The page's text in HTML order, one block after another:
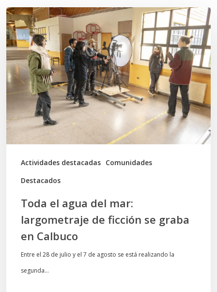
Actividades destacadas Comunidades
Destacados
Toda
el
agua
del
mar:
largometraje
de
ficción
se
graba
Toda el agua del mar:
largometraje de ficción se graba
en Calbuco
Entre el 28 de julio y el 7 de agosto se está realizando la
segunda…